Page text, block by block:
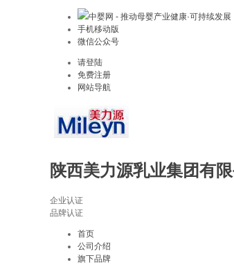
中婴网 - 推动母婴产业健康·可持续发展
手机移动版
微信公众号
请登陆
免费注册
网站导航
陕西美力源乳业集团有限
企业认证
品牌认证
首页
公司介绍
旗下品牌